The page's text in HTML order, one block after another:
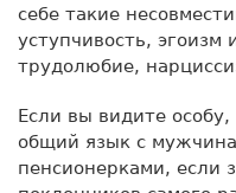
себе такие
уступчивость,
трудолюбие,
Если вы видите
общий язык с
пенсионерками, если